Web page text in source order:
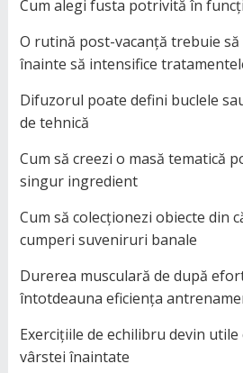
Cum alegi fusta potrivită în
O rutină post-vacanță trebuie să
înainte să intensifice
Difuzorul poate defini buclele
de tehnică
Cum să creezi o masă tematică
singur ingredient
Cum să colecționezi obiecte din
cumperi suveniruri banale
Durerea musculară de după
întotdeauna eficiența
Exercițiile de echilibru devin
vârstei înaintate